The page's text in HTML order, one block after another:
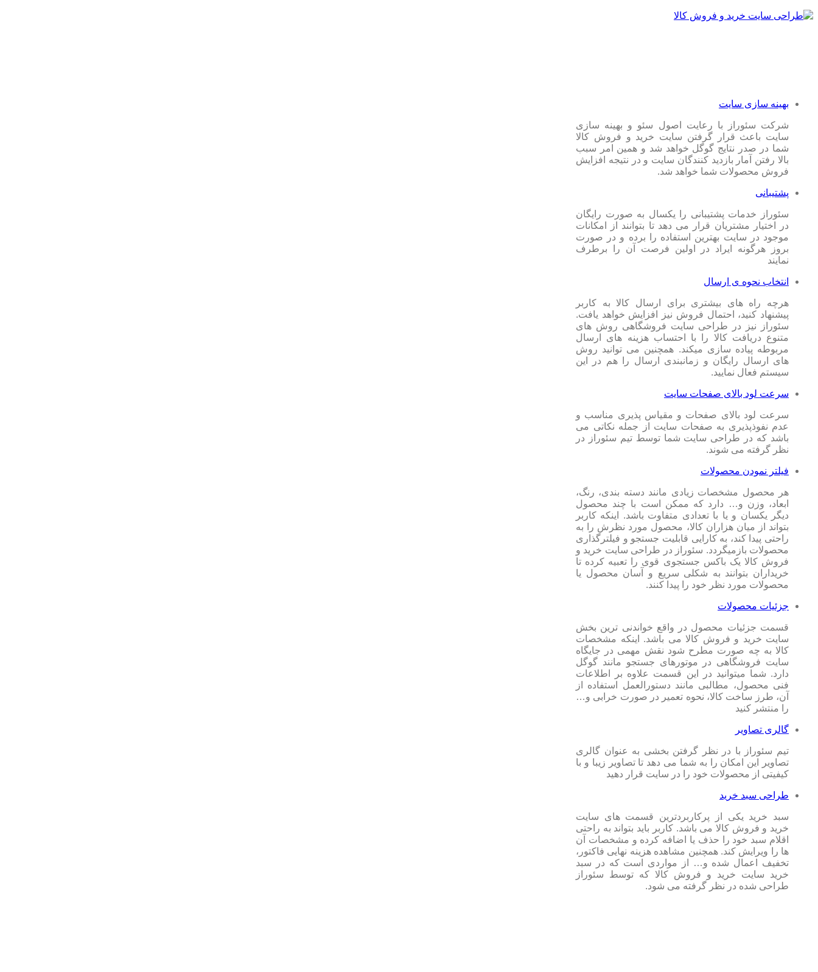
بهینه سازی سایت
شرکت سئوراز با رعایت اصول سئو و بهینه سازی
سایت باعث قرار گرفتن سایت خرید و فروش کالا
شما در صدر نتایج گوگل خواهد شد و همین امر سبب
بالا رفتن آمار بازدید کنندگان سایت و در نتیجه افزایش
فروش محصولات شما خواهد شد.
پشتیبانی
سئوراز خدمات پشتیبانی را یکسال به صورت رایگان
در اختیار مشتریان قرار می دهد تا بتوانند از امکانات
موجود در سایت بهترین استفاده را برده و در صورت
بروز هرگونه ایراد در اولین فرصت آن را برطرف
نمایند
انتخاب نحوه ی ارسال
هرچه راه های بیشتری برای ارسال کالا به کاربر
پیشنهاد کنید، احتمال فروش نیز افزایش خواهد یافت.
سئوراز نیز در طراحی سایت فروشگاهی روش های
متنوع دریافت کالا را با احتساب هزینه های ارسال
مربوطه پیاده سازی میکند. همچنین می توانید روش
های ارسال رایگان و زمانبندی ارسال را هم در این
سیستم فعال نمایید.
سرعت لود بالای صفحات سایت
سرعت لود بالای صفحات و مقیاس پذیری مناسب و
عدم نفوذپذیری به صفحات سایت از جمله نکاتی می
باشد که در طراحی سایت شما توسط تیم سئوراز در
نظر گرفته می شوند.
فیلتر نمودن محصولات
هر محصول مشخصات زیادی مانند دسته بندی، رنگ،
ابعاد، وزن و… دارد که ممکن است با چند محصول
دیگر یکسان و یا با تعدادی متفاوت باشد. اینکه کاربر
بتواند از میان هزاران کالا، محصول مورد نظرش را به
راحتی پیدا کند، به کارایی قابلیت جستجو و فیلترگذاری
محصولات بازمیگردد. سئوراز در طراحی سایت خرید و
فروش کالا یک باکس جستجوی قوی را تعبیه کرده تا
خریداران بتوانند به شکلی سریع و آسان محصول یا
محصولات مورد نظر خود را پیدا کنند.
جزئیات محصولات
قسمت جزئیات محصول در واقع خواندنی ترین بخش
سایت خرید و فروش کالا می باشد. اینکه مشخصات
کالا به چه صورت مطرح شود نقش مهمی در جایگاه
سایت فروشگاهی در موتورهای جستجو مانند گوگل
دارد. شما میتوانید در این قسمت علاوه بر اطلاعات
فنی محصول، مطالبی مانند دستورالعمل استفاده از
آن، طرز ساخت کالا، نحوه تعمیر در صورت خرابی و…
را منتشر کنید
گالری تصاویر
تیم سئوراز با در نظر گرفتن بخشی به عنوان گالری
تصاویر این امکان را به شما می دهد تا تصاویر زیبا و با
کیفیتی از محصولات خود را در سایت قرار دهید
طراحی سبد خرید
سبد خرید یکی از پرکاربردترین قسمت های سایت
خرید و فروش کالا می باشد. کاربر باید بتواند به راحتی
اقلام سبد خود را حذف یا اضافه کرده و مشخصات آن
ها را ویرایش کند. همچنین مشاهده هزینه نهایی فاکتور،
تخفیف اعمال شده و… از مواردی است که در سبد
خرید سایت خرید و فروش کالا که توسط سئوراز
طراحی شده در نظر گرفته می شود.